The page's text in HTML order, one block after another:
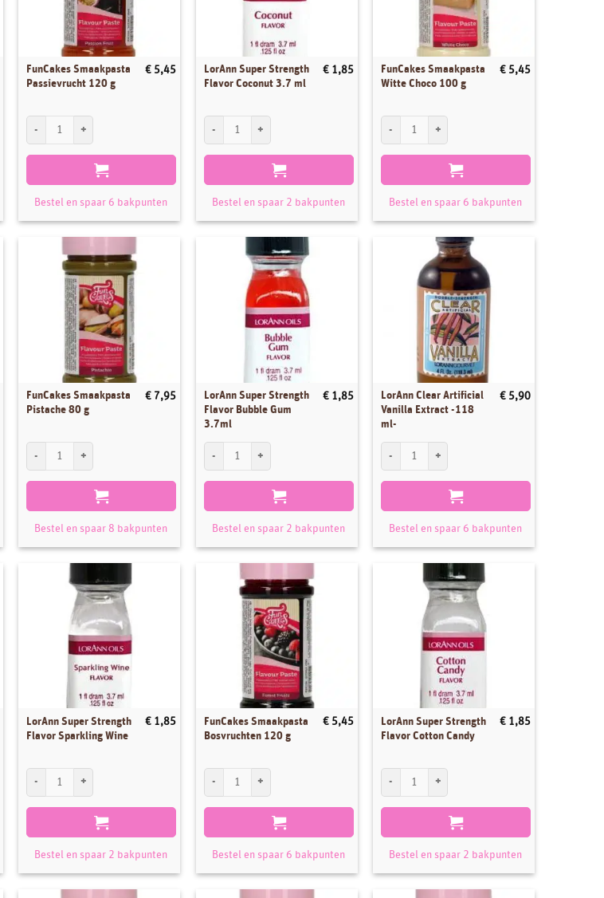
FunCakes Smaakpasta
Passievrucht 120 g
€ 5,45
Bestel en spaar 6 bakpunten
LorAnn Super Strength
Flavor Coconut 3.7 ml
€1,85
Bestel en spaar 2 bakpunten
FunCakes Smaakpasta
Witte Choco 100 g
€ 5,45
Bestel en spaar 6 bakpunten
FunCakes Smaakpasta
Pistache 80 g
€ 7,95
Bestel en spaar 8 bakpunten
LorAnn Super Strength
Flavor Bubble Gum
3.7ml
€1,85
Bestel en spaar 2 bakpunten
LorAnn Clear Artificial
Vanilla Extract -118
ml-
€ 5,90
Bestel en spaar 6 bakpunten
LorAnn Super Strength
Flavor Sparkling Wine
€ 1,85
Bestel en spaar 2 bakpunten
FunCakes Smaakpasta
Bosvruchten 120 g
€5,45
Bestel en spaar 6 bakpunten
LorAnn Super Strength
Flavor Cotton Candy
€ 1,85
Bestel en spaar 2 bakpunten